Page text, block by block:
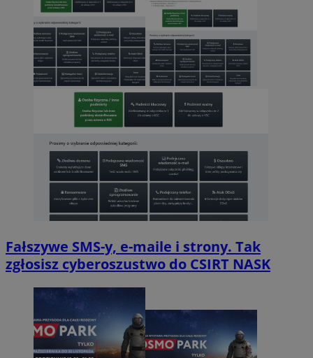
Fałszywe SMS-y, e-maile i strony. Tak
zgłosisz cyberoszustwo do CSIRT NASK